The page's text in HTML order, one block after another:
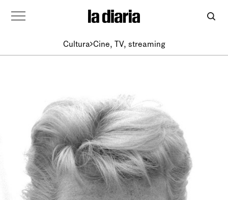
Cultura Cine, TV, streaming